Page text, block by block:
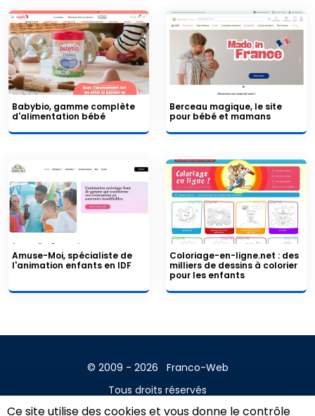
Ce site utilise des cookies et vous donne le contrôle
Babybio, gamme complète
d'alimentation bébé
Berceau magique, le site
pour bébé et mamans
Amuse-Moi, spécialiste de
l'animation enfants en IDF
Coloriage-en-ligne.net : des
milliers de dessins à colorier
pour les enfants
© 2009 - 2026
Franco-Web
Tous droits réservés
Contact